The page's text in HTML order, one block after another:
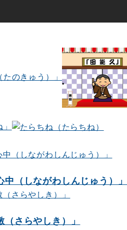
たのきゅう）」
中（しながわしんじゅう）」
さらやしき）」